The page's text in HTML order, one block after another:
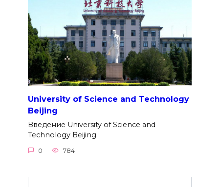
University of Science and Technology
Beijing
Введение University of Science and
Technology Beijing
0 784